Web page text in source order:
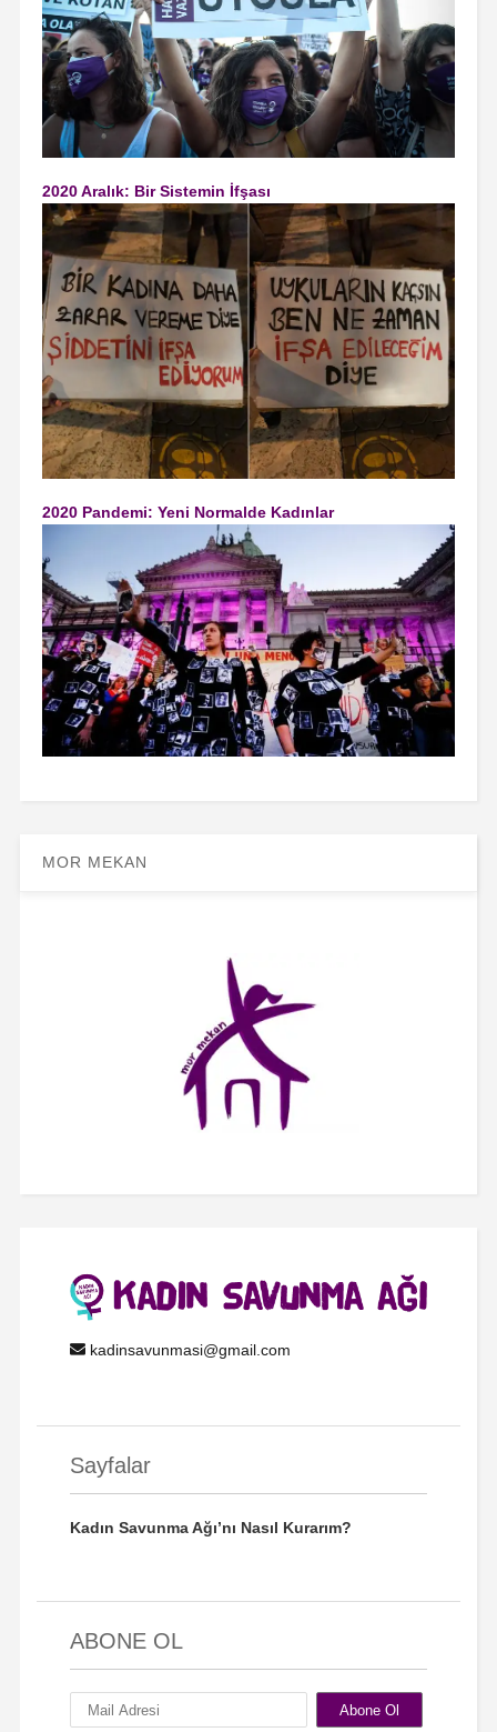
2020 Aralık: Bir Sistemin İfşası
2020 Pandemi: Yeni Normalde Kadınlar
MOR MEKAN
kadinsavunmasi@gmail.com
Sayfalar
Kadın Savunma Ağı’nı Nasıl Kurarım?
ABONE OL